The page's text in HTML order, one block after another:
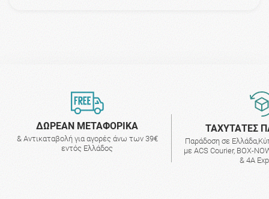
ΔΩΡΕΑΝ ΜΕΤΑΦΟΡΙΚΑ
& Αντικαταβολή για αγορές άνω των 39€
εντός Ελλάδος
ΤΑΧΥΤΑΤΕΣ
Παράδοση σε
με ACS Courier, BOX-
& 4A